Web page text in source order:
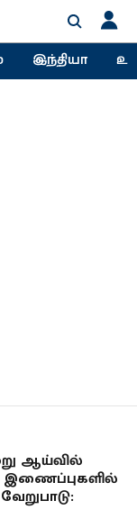
இந்தியா
ஆய்வில்
இணைப்புகளில்